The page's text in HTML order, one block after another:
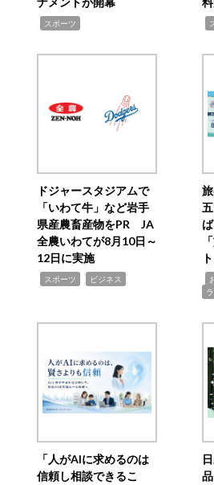
スポーツ
ドジャースタジアムで
「いわて牛」など岩手
県産農畜産物をPR JA
全農いわてが8月10日～
12日に実施
スポーツ ビジネス
「人がAIに求めるのは
信頼し相談できるこ